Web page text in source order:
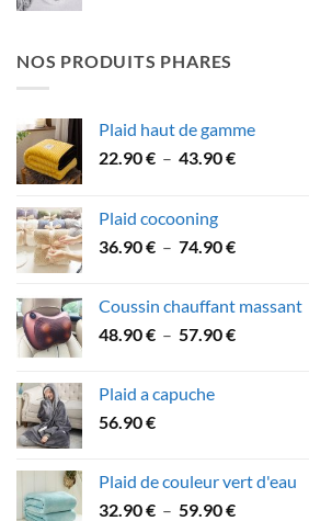
était :
est :
NOS PRODUITS PHARES
Plaid haut de gamme
22.90€ – 43.90€Plage
à
Plaid cocooning
36.90€ – 74.90€Plage
36.90 €
à
Coussin chauffant massant
48.90€ – 57.90€Plage
Plaid a capuche
56.90€
Plaid de couleur vert d'eau
32.90€ – 59.90€Plage